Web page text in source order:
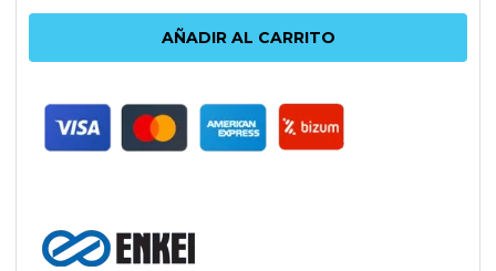
5X120
72.6
ANTRACITA
AÑADIR AL CARRITO